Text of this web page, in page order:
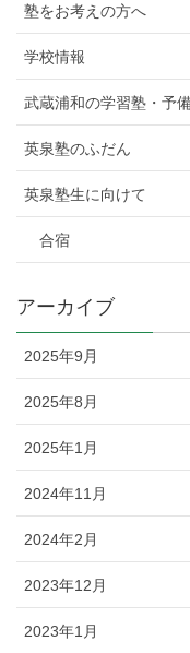
塾をお考えの方へ
学校情報
武蔵浦和の学習塾・予
英泉塾のふだん
英泉塾生に向けて
合宿
アーカイブ
2025年9月
2025年8月
2025年1月
2024年11月
2024年2月
2023年12月
2023年1月